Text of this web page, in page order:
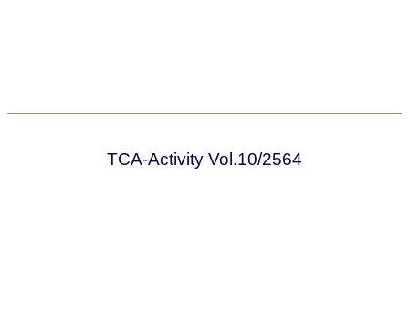
TCA-Activity Vol.10/2564